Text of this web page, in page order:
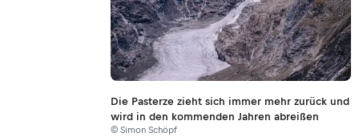
Die Pasterze zieht sich immer mehr zurück und
wird in den kommenden Jahren abreißen
© Simon Schöpf